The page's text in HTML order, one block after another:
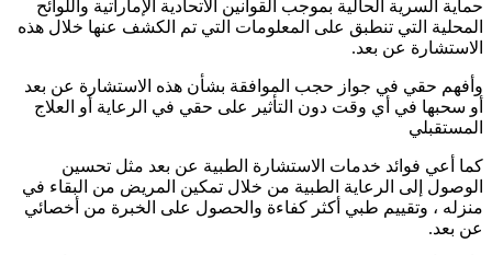
حماية السرية الحالية بموجب القوانين الاتحادية الإماراتية واللوائح
المحلية التي تنطبق على المعلومات التي تم الكشف عنها خلال هذه
الاستشارة عن بعد.
وأفهم حقي في جواز حجب الموافقة بشأن هذه الاستشارة عن بعد
أو سحبها في أي وقت دون التأثير على حقي في الرعاية أو العلاج
المستقبلي
كما أعي فوائد خدمات الاستشارة الطبية عن بعد مثل تحسين
الوصول إلى الرعاية الطبية من خلال تمكين المريض من البقاء في
منزله ، وتقييم طبي أكثر كفاءة والحصول على الخبرة من أخصائي
عن بعد.